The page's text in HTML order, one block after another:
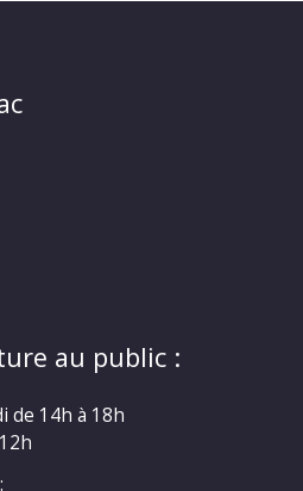
au public :
de 14h à 18h